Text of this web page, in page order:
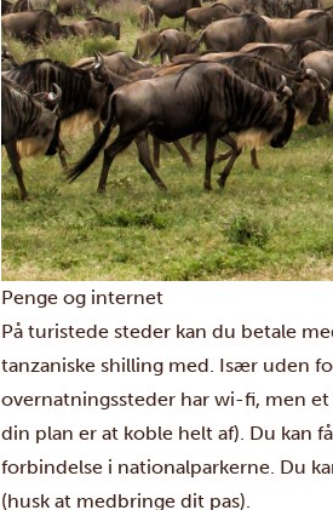
Penge og internet
På turistede steder kan du betale
tanzaniske shilling med. Især uden
overnatningssteder har wi-fi, men
din plan er at koble helt af). Du kan
forbindelse i nationalparkerne. Du
(husk at medbringe dit pas).